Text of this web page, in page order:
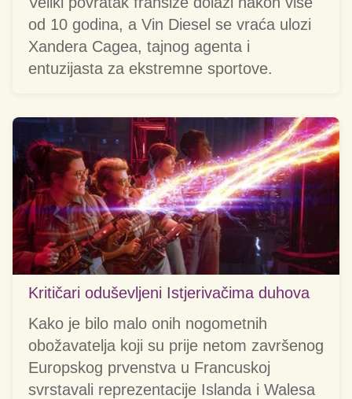
od 10 godina, a Vin Diesel se vraća ulozi
Xandera Cagea, tajnog agenta i
entuzijasta za ekstremne sportove.
Kritičari oduševljeni Istjerivačima duhova
Kako je bilo malo onih nogometnih
obožavatelja koji su prije netom završenog
Europskog prvenstva u Francuskoj
svrstavali reprezentacije Islanda i Walesa